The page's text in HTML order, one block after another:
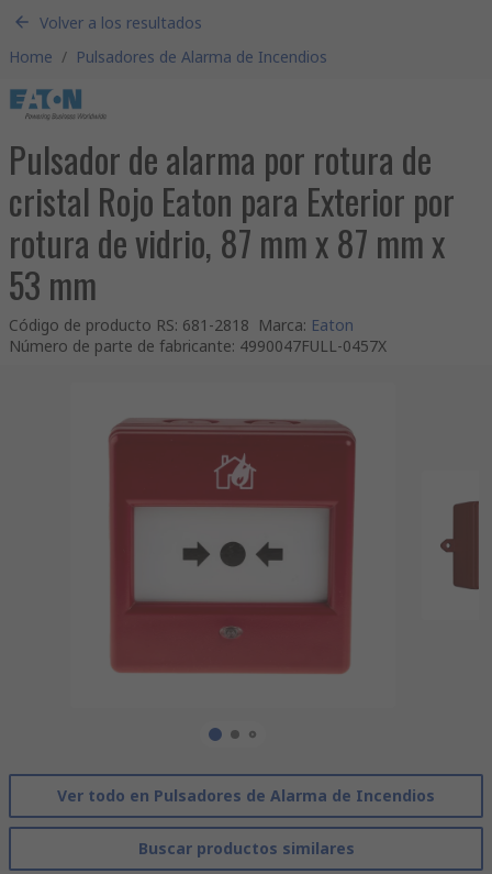
Volver a los resultados
Home / Pulsadores de Alarma de Incendios
Pulsador de alarma por rotura de
cristal Rojo Eaton para Exterior por
rotura de vidrio, 87 mm x 87 mm x
53 mm
Código de producto RS: 681-2818 Marca: Eaton
Número de parte de fabricante: 4990047FULL-0457X
Ver todo en Pulsadores de Alarma de Incendios
Buscar productos similares